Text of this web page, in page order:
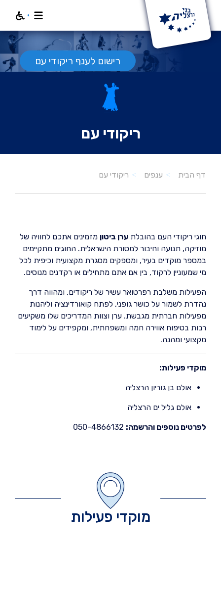
רישום לענף ריקודי עם
ריקודי עם
דף הבית ענפים ריקודי עם
חוגי ריקודי העם בהובלת ערן ביטון מזמינים אתכם לחוויה של
מוזיקה, תנועה וחיבור למסורת הישראלית. החוגים מתקיימים
במספר מוקדים בעיר, ומספקים מסגרת מקצועית וכיפית לכל
מי שמעוניין לרקוד, בין אם אתם מתחילים או רקדנים מנוסים.
הפעילות משלבת רפרטואר עשיר של ריקודים, ומהווה דרך
נהדרת לשמור על כושר גופני, לפתח קואורדינציה וליהנות
מפעילות חברתית מגבשת. ערן וצוות המדריכים שלו משקיעים
רבות בטיפוח אווירה חמה ומשפחתית, ומקפידים על לימוד
מקצועי ומהנה.
מוקדי פעילות:
אולם בן גוריון הרצליה
אולם גליל ים הרצליה
לפרטים נוספים והרשמה:
מוקדי פעילות